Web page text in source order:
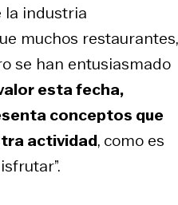
la industria
muchos restaurantes,
se han entusiasmado
esta fecha,
conceptos que
actividad, como es